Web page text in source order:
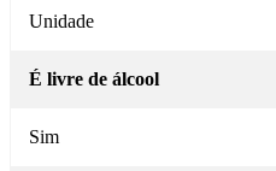
Unidade
É livre de álcool
Sim